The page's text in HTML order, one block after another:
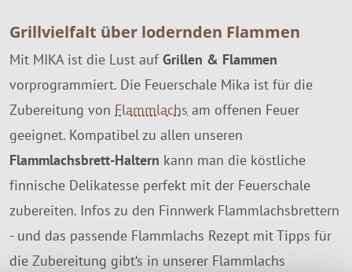
Grillvielfalt über lodernden Flammen
Mit MIKA ist die Lust auf Grillen & Flammen
vorprogrammiert. Die Feuerschale Mika ist für die
Zubereitung von Flammlachs am offenen Feuer
geeignet. Kompatibel zu allen unseren
Flammlachsbrett-Haltern kann man die köstliche
finnische Delikatesse perfekt mit der Feuerschale
zubereiten. Infos zu den Finnwerk Flammlachsbrettern
- und das passende Flammlachs Rezept mit Tipps für
die Zubereitung gibt‘s in unserer Flammlachs